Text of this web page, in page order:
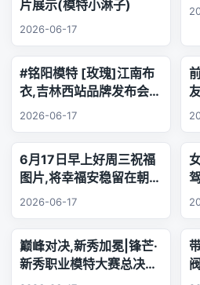
片展示(模特小淋子)
2026-06-17
#铭阳模特 [玫瑰]江南布
衣,吉林西站品牌发布会..
乐器演奏
2026-06-17
6月17日早上好周三祝福
图片,将幸福安稳留在朝夕
身旁,把珍贵友谊珍藏心
欢声笑语陪伴每日日常.
2026-06-17
巅峰对决,新秀加冕|锋芒·
新秀职业模特大赛总决赛,
三幕秀场演绎极致美学